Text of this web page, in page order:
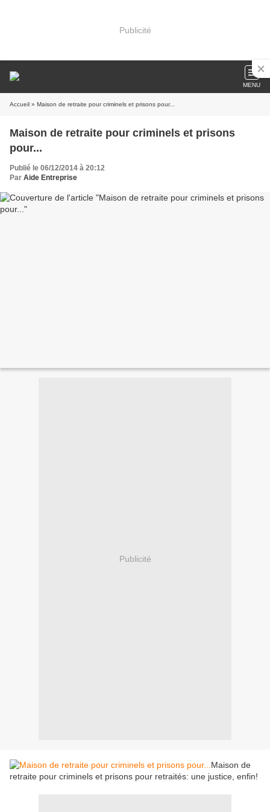
Publicité
MENU
Accueil » Maison de retraite pour criminels et prisons pour...
Maison de retraite pour criminels et prisons
pour...
Publié le 06/12/2014 à 20:12
Par Aide Entreprise
Publicité
Maison de
retraite pour criminels et prisons pour retraités: une justice, enfin!